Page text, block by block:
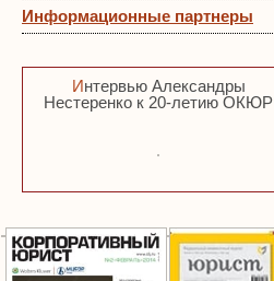
Информационные партнеры
Интервью Александры
Нестеренко к 20-летию ОКЮР